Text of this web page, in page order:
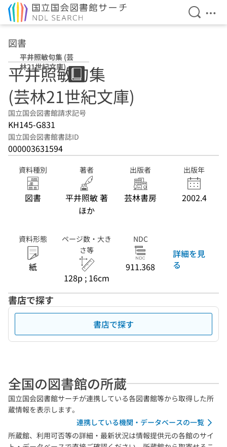
検索を
メ
図書
平井照敏句集 (芸
林21世紀文庫)
平井照敏句集
(芸林21世紀文庫)
国立国会図書館請求記号
KH145-G831
国立国会図書館書誌ID
000003631594
資料種別
図書
著者
平井照敏 著
ほか
出版者
芸林書房
出版年
2002.4
資料形態
紙
ページ数・大き
さ等
128p ; 16cm
NDC
911.368
詳細を見
る
書店で探す
書店で探す
全国の図書館の所蔵
国立国会図書館サーチが連携している各図書館等から取得した所
蔵情報を表示します。
連携している機関・データベースの一覧
所蔵館、利用可否等の詳細・最新状況は情報提供元の各館のサイ